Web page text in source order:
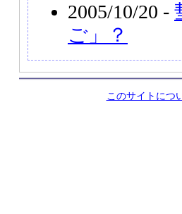
2005/10/20 -
ご」？
このサイトにつ